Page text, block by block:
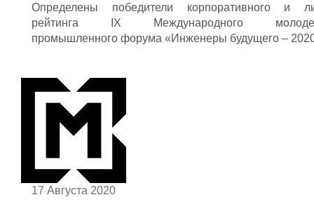
Определены победители корпоративного и
рейтинга IX Международного
промышленного форума «Инженеры будущего –
17 Августа 2020